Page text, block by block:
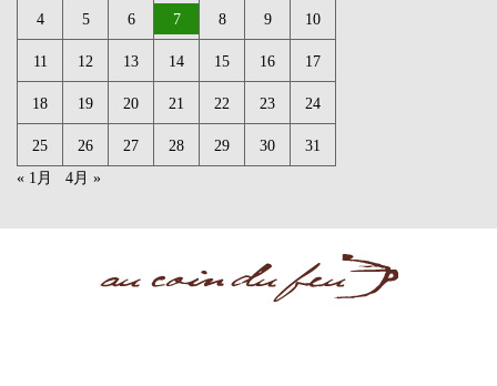
4 5 6 7 8 9 10
11 12 13 14 15 16 17
18 19 20 21 22 23 24
25 26 27 28 29 30
31
« 1月
4月 »